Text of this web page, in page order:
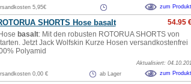
5,95€ zum Produkt
SHORTS Hose basalt 54.95
basalt: Mit den robusten ROTORUA SHORTS von
Jetzt Jack Wolfskin Kurze Hosen versandkostenfrei
Polyamid
Aktualisiert:
0,00 € ab Lager zum Produkt